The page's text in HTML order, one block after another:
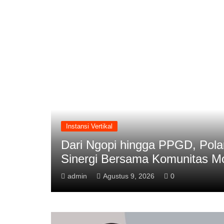
Instansi Vertikal
Tinjau Rusun Polres
Kualitas dan Ketepatan
admin Agustus 8, 2026